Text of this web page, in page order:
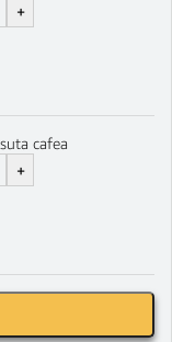
+
cafea
+